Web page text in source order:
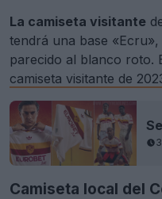
La camiseta visitante
tendrá una base
parecido al blanco roto.
camiseta visitante de
Camiseta local del